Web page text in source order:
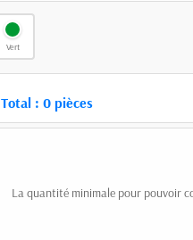
Vert
Total : 0pièces
La quantité minimale pour pouvoir